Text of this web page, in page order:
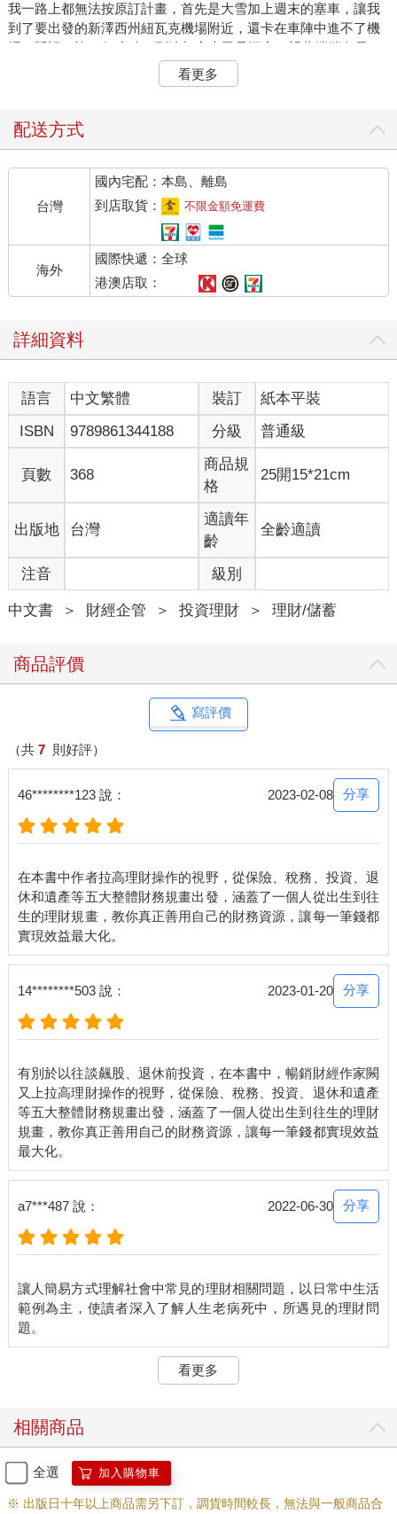
我一路上都無法按原訂計畫，首先是大雪加上週末的塞車，讓我
到了要出發的新澤西州紐瓦克機場附近，還卡在車陣中進不了機
場，延誤了快 5 個小時，到達加拿大已是深夜。望著皚皚白雪，
極其安靜的小鎮，旅館派來的巴士載著遲來的訪客，只有寥寥幾
個人，車內安靜，車外加油站和麥當勞的招牌高高聳立在雪景
景映在眼前，確實是美景，但我已疲憊不堪，加上隔天一早還要
什麼身處異地認床的孤枕難眠，旅館特有的柔軟枕頭很快就引我
回程，又是另一起意外。才放晴幾天的天氣，又來了一場暴風
雪，造成飛機的機艙門故障關不了，通過層層安檢的旅客，就只
能望著幾公尺外的登機口和手上的登機證興嘆。聽完廣播大家就
各自找尋解決方案，趕時間的人轉機，已沒有飛機班次可搭的
人，接受航空公司的住宿方案。工作人員處理這種突發的變化看
起來已司空見慣，但我們這些時間算得緊緊的旅客，就只能調整
面看著台灣的選舉辯論會。既然行程已被打亂了，就隨遇則安，
反正動盪混亂之後總會歸於平靜吧。
但想得美！回到美國才隔幾天，股市開始震盪，2018
年甚至創下了美國聖誕夜股市重創的紀錄。那一個 12 月， 股市
幾乎下挫了近 20％，這可是金融海嘯之後的第一個大跌幅。2018
年封關時，我在美國與台灣兩地的成績都是虧損，分別是美股
這一跌，也引起了台灣多數投資者的關切。2018 年年底，我接受
政大 EMBA 某投資社團演講邀約所草擬的三個講題中，他們最想
聽的優先次序，就跟這隻難得一見的黑天鵝到來有關，分別是：
◎ 2019 年的投資環境是天快黑了，還是天快亮了？
◎ 你有自己的投資哲學嗎？
◎ 五大整體財務規畫的重要性。
序相反。當時我提到，分析「投資環境」這種主題鐵定吸晴，但
不一定能吸金，況且今年的分析猜對或判斷對了，明年是不是要
旦建立了自己的投資哲學， 採取有系統的方法，對股市情勢不但
有應變之道，而且以簡馭繁，還能夠有不錯的投資報酬。
距那場演講事隔將近三年了，我們來回顧應證一下，2018 年年底
的那隻黑天鵝引發許多財經媒體預告 2019 年將是投資成績黯淡無
光的一年，結果，2019 年投資報酬大出專家們的意料之外，股市
交出了亮麗的成績，標普 500在 2019 年的成績是漲幅 28.4％，而
涵蓋台灣前 50 大企業的台灣 50 指數（投資代碼為 0050）是
31.21％。可以說2019 年的股市不但成績亮麗，而且漲幅是近 10
災的 2019 年，怎麼突然一下子就變成是亮麗的績效？你認為有多
少專家猜對了，也做對了？
坦白說，還真不多，上面的故事還沒有完，第一次航班誤點的驚
奇後，接下來會有回程的第二個。
2020 年初，新冠肺炎引發了全球股市的重挫，美股標普 500 下跌
約 37％， 台股 0050 跌幅約 31％，媒體和專家們預期，這隻又黑
再往下探底。股市裡沒有什麼不可能的，且看法經常是仁者見
仁，智者見智，我也為了和讀者、上課的學員們互動，〈又上財
經學院〉YouTube 頻道在 2020 年 3 月 18 日上線了，而第一集就
以「新冠肺炎下，紐約會不會變成廢墟？」為標題，提出我的看
法。這是我 33 年前人生投資第一次最悲慘經歷後的心得感想，
有興趣的讀者可以去觀看我當時對股市的邏輯思考。
有趣的是，人生真是福禍相依，33 年前最痛的領悟， 卻在多年後
為我帶來豐碩的回報，沒有上述的經驗和心得， 就無從在多年後
做出以上的判斷，全球許多投資專家，可能都無法想像 2020 年新
冠肺炎下的股市竟然做了 V 型的反轉，黑天鵝瞬間消失了，而且
投資者。
我也只預判股底可能已經浮現，相去不遠了，但也沒料想到這次
股市的反轉，是以武俠小說情節般的旱地拔蔥之勢，一飛衝天，
扶搖直上，一去不復返，2020 年交出了
美股漲幅 26％，台股近 18％的亮麗成績。這段經歷說明我個人對
會吸睛的議題，真不一定能吸金，但有些投資人對這事還是會滿
懷興趣地繼續探究下去，這是因為他們對投資尚未有見林見樹的
全面鳥瞰，或者尚未建立自己的投資哲學， 自然欠缺了投資的定
見與遠見。
所以投資者最想做的事，不一定是投資最應該做的事。
看更多
配送方式
台灣
國內宅配：本島、離島
到店取貨：
不限金額免運費
海外
國際快遞：全球
港澳店取：
詳細資料
語言 中文繁體 裝訂
紙本平裝
ISBN
9789861344188 分級 普通級
頁數 368
商品規
格
25開15*21cm
出版地 台灣
適讀年
齡
全齡適讀
注音 級別
中文書 ＞ 財經企管 ＞ 投資理財 ＞ 理財/儲蓄
商品評價
寫評價
（共 7 則好評）
46********123 說： 2023-02-08 分享
在本書中作者拉高理財操作的視野，從保險、稅務、投資、退
休和遺產等五大整體財務規畫出發，涵蓋了一個人從出生到往
生的理財規畫，教你真正善用自己的財務資源，讓每一筆錢都
14********503 說： 2023-01-20 分享
有別於以往談飆股、退休前投資，在本書中，暢銷財經作家闕
又上拉高理財操作的視野，從保險、稅務、投資、退休和遺產
等五大整體財務規畫出發，涵蓋了一個人從出生到往生的理財
規畫，教你真正善用自己的財務資源，讓每一筆錢都實現效益
a7***487 說： 2022-06-30 分享
讓人簡易方式理解社會中常見的理財相關問題，以日常中生活
範例為主，使讀者深入了解人生老病死中，所遇見的理財問
看更多
相關商品
全選 加入購物車
※ 出版日十年以上商品需另下訂，調貨時間較長，無法與一般商品合